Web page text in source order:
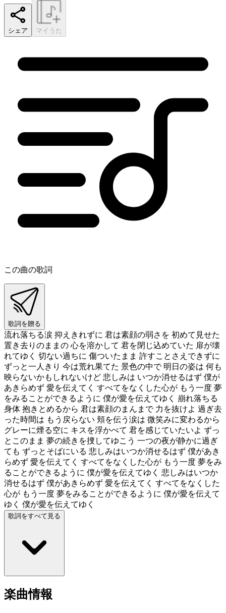
シェア マイうた
この曲の歌詞
歌詞を贈る
流れ落ちる涙 抑えきれずに 君は素顔の弱さを 初めて見せた
置き去りのままの 心を溶かして 君を閉じ込めていた 扉が壊
れてゆく 切ない過ちに 傷ついたまま 許すことさえできずに
ずっと一人きり 今は荒れ果てた 景色の中で 明日の姿は 何も
映らないかもしれないけど 悲しみは いつか消せるはず 僕が
あきらめず 愛を伝えてく すべてをなくした心が もう一度 夢
をみることができるように 僕が愛を伝えてゆく 崩れ落ちる
身体 抱きとめるから 君は素顔のまんまで 力を抜けよ 過ぎ去
った時間は もう戻らない 頬を伝う涙は 微笑みに変わるから
グレーに煙る空に キスを浮かべて 君を感じていたいよ ずっ
とこのまま 夢の続きを捜してゆこう 一つの夜が静かに過ぎ
ても ずっとそばにいる 悲しみはいつか消せるはず 僕があき
らめず 愛を伝えてく すべてをなくした心が もう一度 夢をみ
ることができるように 僕が愛を伝えてゆく 悲しみはいつか
消せるはず 僕があきらめず 愛を伝えてく すべてをなくした
心が もう一度 夢をみることができるように 僕が愛を伝えて
ゆく 僕が愛を伝えてゆく
歌詞をすべて見る
楽曲情報